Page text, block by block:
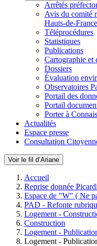
Arrêtés
Avis du comité
Hauts-de-
Téléprocédures
Statistiques
Publications
Cartographie et
Dossiers
Évaluation
Observatoires
Portail des
Portail
Porter à
Actualités
Espace presse
Consultation
Voir le fil d’Ariane
Accueil
Reprise donnée
Espace de "W" ( Ne
PAD - Refonte
Logement -
Construction
Logement -
Logement -